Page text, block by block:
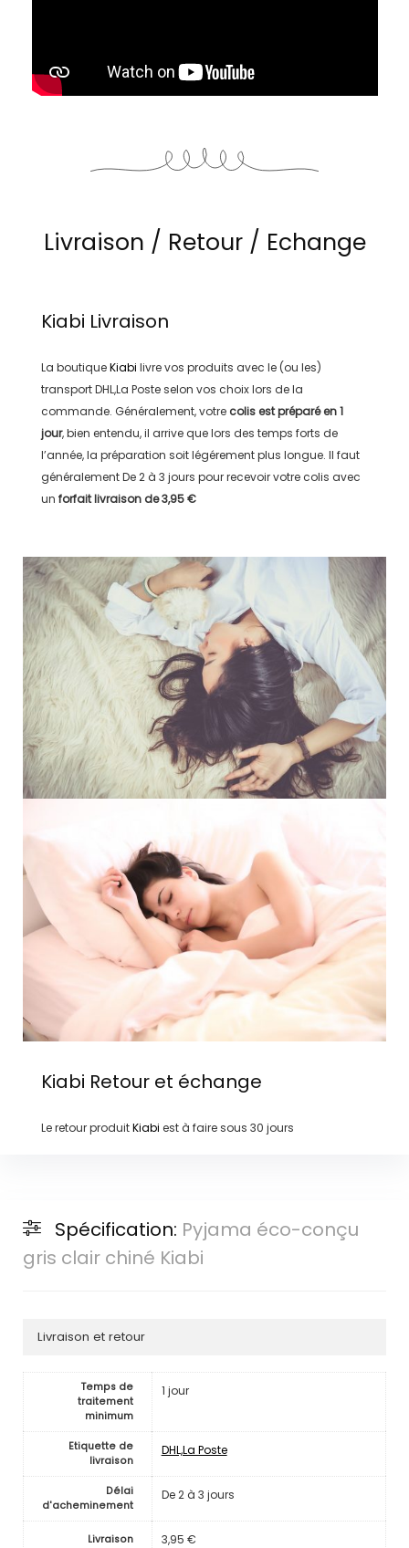
Livraison / Retour / Echange
Kiabi Livraison
La boutiqueKiabi livre vos produits avec le (ou les)
transportDHL,La Posteselon vos choix lors de la
commande. Généralement, votre colis est préparé en1
jour, bien entendu, il arrive que lors des temps forts de
l’année, la préparation soit légérement plus longue. Il faut
généralementDe 2 à 3 jours pour recevoir votre colis avec
un forfait livraison de3,95 €
Kiabi Retour et échange
Le retour produitKiabi est à faire sous 30 jours
Spécification: Pyjama éco-conçu
gris clair chiné Kiabi
Livraison et retour
Temps de
traitement
minimum
1 jour
Etiquette de
livraison
DHL,La Poste
Délai
d'acheminement
De 2 à 3 jours
Livraison 3,95 €